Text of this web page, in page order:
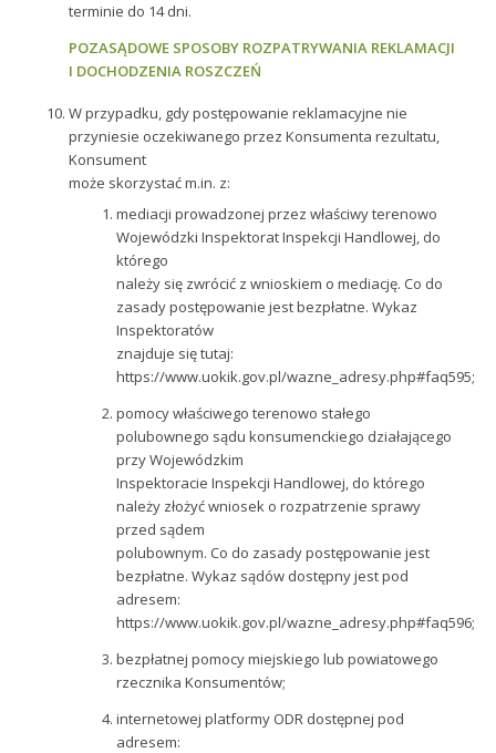
terminie do 14 dni.
POZASĄDOWE SPOSOBY ROZPATRYWANIA REKLAMACJI
I DOCHODZENIA ROSZCZEŃ
W przypadku, gdy postępowanie reklamacyjne nie
przyniesie oczekiwanego przez Konsumenta rezultatu,
Konsument
może skorzystać m.in. z:
mediacji prowadzonej przez właściwy terenowo
Wojewódzki Inspektorat Inspekcji Handlowej, do
którego
należy się zwrócić z wnioskiem o mediację. Co do
zasady postępowanie jest bezpłatne. Wykaz
Inspektoratów
znajduje się tutaj:
https://www.uokik.gov.pl/wazne_adresy.php#faq595;
pomocy właściwego terenowo stałego
polubownego sądu konsumenckiego działającego
przy Wojewódzkim
Inspektoracie Inspekcji Handlowej, do którego
należy złożyć wniosek o rozpatrzenie sprawy
przed sądem
polubownym. Co do zasady postępowanie jest
bezpłatne. Wykaz sądów dostępny jest pod
adresem:
https://www.uokik.gov.pl/wazne_adresy.php#faq596;
bezpłatnej pomocy miejskiego lub powiatowego
rzecznika Konsumentów;
internetowej platformy ODR dostępnej pod
adresem: